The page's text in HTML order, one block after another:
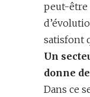
peut-être
satisfont
Un
donne
Dans ce